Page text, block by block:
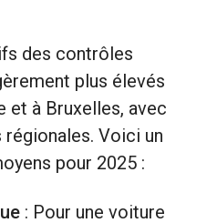
des contrôles
plus élevés
et à Bruxelles, avec
Voici un
pour 2025 :
: Pour une voiture